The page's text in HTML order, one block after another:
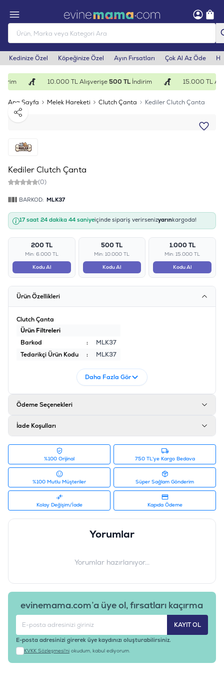
Kedinize Özel Köpeğinize Özel Ayın Fırsatları Çok Al Az Öde
10.000 TL Alışverişe500 TLİndirim 15.000 TL
Ana Sayfa Melek Hareketi Clutch Çanta
Kediler Clutch Çanta
Paylaş
Kediler Clutch Çanta
(0)
BARKOD: MLK37
17 saat 24 dakika 44 saniyeiçinde sipariş verirsenizyarınkargoda!
200 TL
Min: 6.000 TL
Kodu Al
500 TL
Min: 10.000 TL
Kodu Al
1.000 TL
Min: 15.000 TL
Kodu Al
Ürün Özellikleri
Clutch Çanta
Ürün Filtreleri
Barkod
:
MLK37
Tedarikçi Ürün Kodu
: MLK37
Daha Fazla Gör
Ödeme Seçenekleri
İade Koşulları
%100 Orijinal 750 TL'ye Kargo Bedava
%100 Mutlu Müşteriler Süper Sağlam Gönderim
Kolay Değişim/İade Kapıda Ödeme
Yorumlar
Yorumlar hazırlanıyor...
evinemama.com’a üye ol, fırsatları kaçırma
KAYIT OL
E-posta adresinizi girerek üye kaydınızı oluşturabilirsiniz.
KVKK Sözleşmesi'ni okudum, kabul ediyorum.